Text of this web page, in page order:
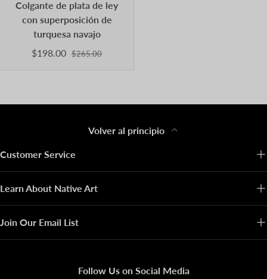
Colgante de plata de ley
con superposición de
turquesa navajo
$198.00 $265.00
Volver al principio
Customer Service
Learn About Native Art
Join Our Email List
Follow Us on Social Media